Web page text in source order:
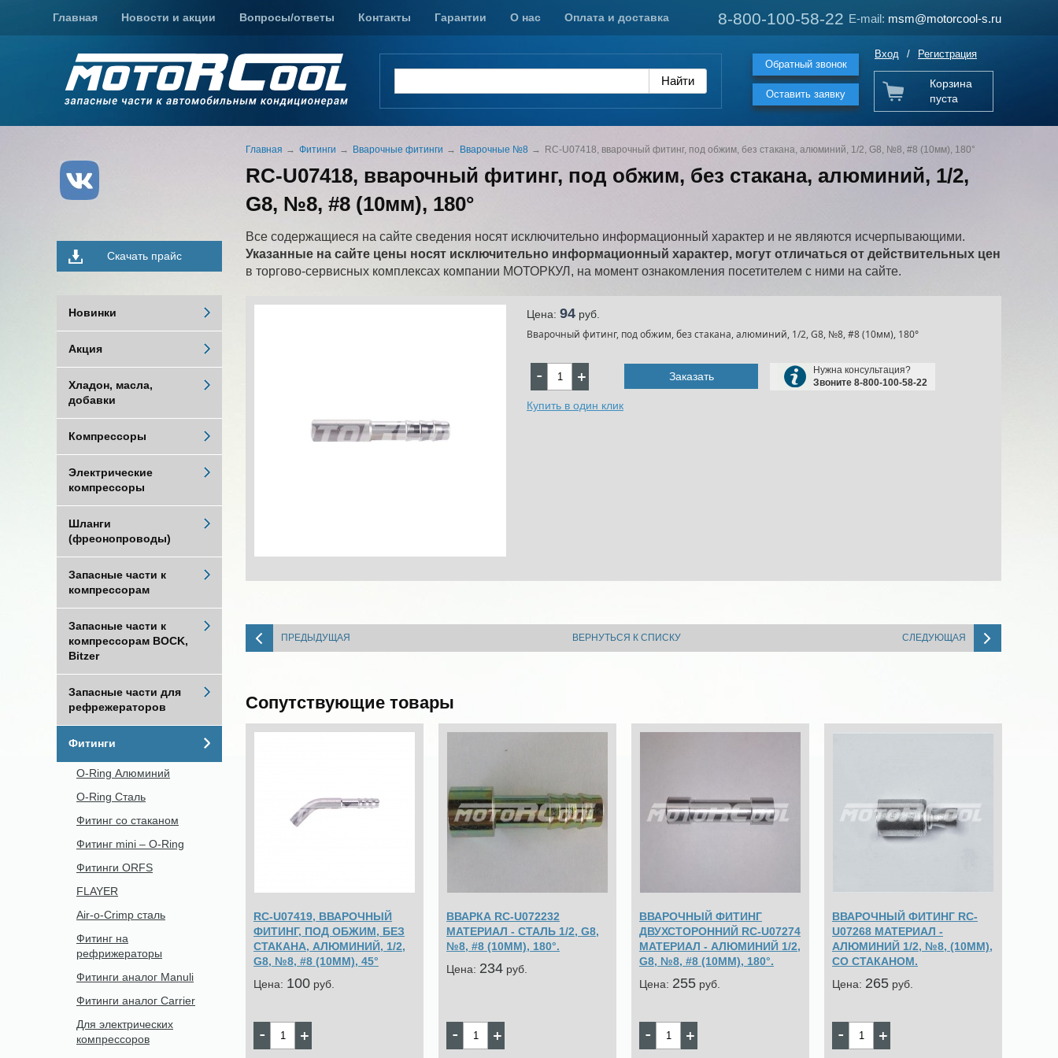
8-800-100-58-22 E-mail: msm@motorcool-s.ru
Обратный звонок
Оставить заявку
8-800-100-58-22 E-mail: msm@motorcool-s.ru
Главная Новости и акции Вопросы/ответы Контакты Гарантии О нас Оплата и доставка
Вход / Регистрация
Корзина
пуста
Главная Фитинги Вварочные фитинги Вварочные №8 RC-U07418, вварочный фитинг, под обжим, без стакана, алюминий, 1/2, G8, №8, #8 (10мм), 180°
RC-U07418, вварочный фитинг, под обжим, без стакана, алюминий, 1/2,
G8, №8, #8 (10мм), 180°
Все содержащиеся на сайте сведения носят исключительно информационный характер и не являются исчерпывающими.
Указанные на сайте цены носят исключительно информационный характер, могут отличаться от действительных цен
в торгово-сервисных комплексах компании МОТОРКУЛ, на момент ознакомления посетителем с ними на сайте.
Цена: 94 pуб.
Вварочный фитинг, под обжим, без стакана, алюминий, 1/2, G8, №8, #8 (10мм), 180°
Заказать
Нужна консультация?
Звоните 8-800-100-58-22
Купить в один клик
ПРЕДЫДУЩАЯ ВЕРНУТЬСЯ К СПИСКУ СЛЕДУЮЩАЯ
Сопутствующие товары
RC-U07419, ВВАРОЧНЫЙ
ФИТИНГ, ПОД ОБЖИМ, БЕЗ
СТАКАНА, АЛЮМИНИЙ, 1/2,
G8, №8, #8 (10ММ), 45°
Цена: 100 pуб.
ВВАРКА RC-U072232
МАТЕРИАЛ - СТАЛЬ 1/2, G8,
№8, #8 (10ММ), 180°.
Цена: 234 pуб.
ВВАРОЧНЫЙ ФИТИНГ
ДВУХСТОРОННИЙ RC-U07274
МАТЕРИАЛ - АЛЮМИНИЙ 1/2,
G8, №8, #8 (10ММ), 180°.
Цена: 255 pуб.
ВВАРОЧНЫЙ ФИТИНГ RC-
U07268 МАТЕРИАЛ -
АЛЮМИНИЙ 1/2, №8, (10ММ),
СО СТАКАНОМ.
Цена: 265 pуб.
Скачать прайс
Новинки
Акция
Хладон, масла,
добавки
Компрессоры
Электрические
компрессоры
Шланги
(фреонопроводы)
Запасные части к
компрессорам
Запасные части к
компрессорам BOCK,
Bitzer
Запасные части для
рефрежераторов
Фитинги
O-Ring Алюминий
O-Ring Сталь
Фитинг со стаканом
Фитинг mini – O-Ring
Фитинги ORFS
FLAYER
Air-o-Crimp сталь
Фитинг на
рефрижераторы
Фитинги аналог Manuli
Фитинги аналог Carrier
Для электрических
компрессоров